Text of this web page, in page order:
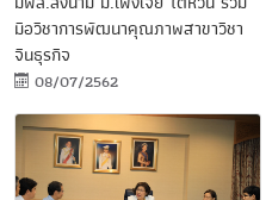
มือวิชาการพัฒนาคุณภาพสาขาวิชา
จีนธุรกิจ
08/07/2562